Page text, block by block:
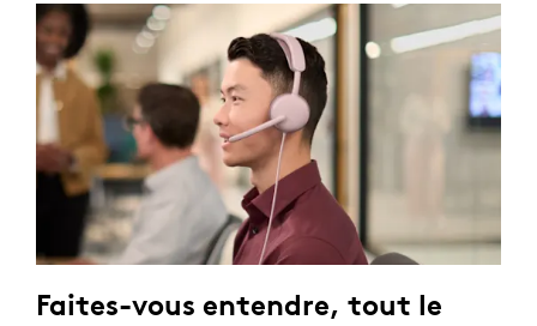
Faites-vous entendre, tout le